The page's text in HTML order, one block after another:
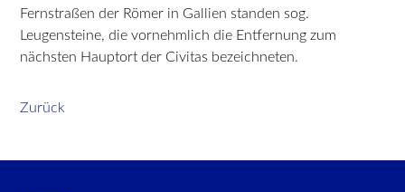
Fernstraßen der Römer in Gallien standen sog.
Leugensteine, die vornehmlich die Entfernung zum
nächsten Hauptort der Civitas bezeichneten.
Zurück